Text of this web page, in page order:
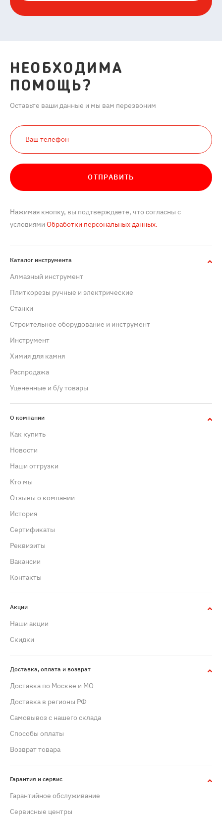
НЕОБХОДИМА
ПОМОЩЬ?
Оставьте ваши данные и мы вам перезвоним
ОТПРАВИТЬ
Нажимая кнопку, вы подтверждаете, что согласны с
условиями Обработки персональных данных.
Каталог инструмента
Алмазный инструмент
Плиткорезы ручные и электрические
Станки
Строительное оборудование и инструмент
Инструмент
Химия для камня
Распродажа
Уцененные и б/у товары
О компании
Как купить
Новости
Наши отгрузки
Кто мы
Отзывы о компании
История
Сертификаты
Реквизиты
Вакансии
Контакты
Акции
Наши акции
Скидки
Доставка, оплата и возврат
Доставка по Москве и МО
Доставка в регионы РФ
Самовывоз с нашего склада
Способы оплаты
Возврат товара
Гарантия и сервис
Гарантийное обслуживание
Сервисные центры